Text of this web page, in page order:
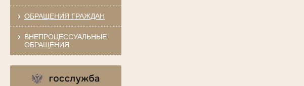
ОБРАЩЕНИЯ ГРАЖДАН
ВНЕПРОЦЕССУАЛЬНЫЕ
ОБРАЩЕНИЯ